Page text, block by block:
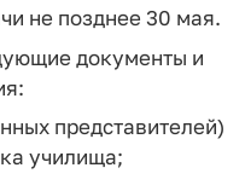
не позднее 30 мая.
документы и
представителей)
училища;